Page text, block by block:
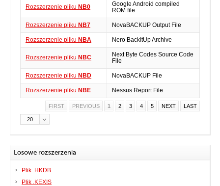
Rozszerzenie pliku NB0
Google Android compiled
ROM file
Rozszerzenie pliku NB7 NovaBACKUP Output File
Rozszerzenie pliku NBA Nero BackItUp Archive
Rozszerzenie pliku NBC
Next Byte Codes Source Code
File
Rozszerzenie pliku NBD NovaBACKUP File
Rozszerzenie pliku NBE Nessus Report File
FIRST PREVIOUS 1 2 3 4 5 NEXT LAST
20
Losowe rozszerzenia
Plik .HKDB
Plik .KEXIS